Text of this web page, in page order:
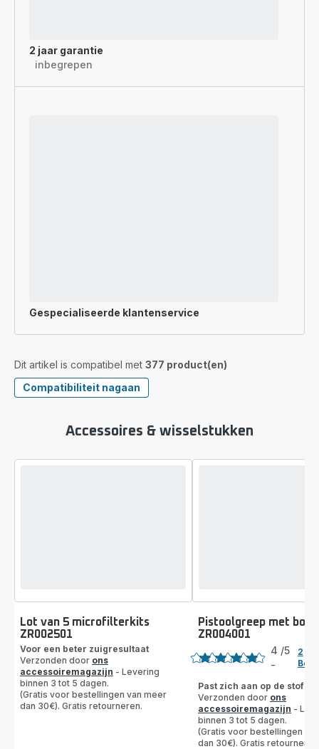
2 jaar garantie
inbegrepen
Gespecialiseerde klantenservice
Dit artikel is compatibel met 377 product(en)
Compatibiliteit nagaan
Accessoires & wisselstukken
Lot van 5 microfilterkits
ZR002501
Voor een beter zuigresultaat
Verzonden door ons
accessoiremagazijn - Levering
binnen 3 tot 5 dagen.
(Gratis voor bestellingen van meer
dan 30€). Gratis retourneren.
Pistoolgreep met
ZR004001
Beoordeling
met
4
sterren
(gemiddeld)
4 /5
-
2
Past zich aan op de
Verzonden door ons
accessoiremagazijn -
binnen 3 tot 5 dagen.
(Gratis voor bestellingen
dan 30€). Gratis